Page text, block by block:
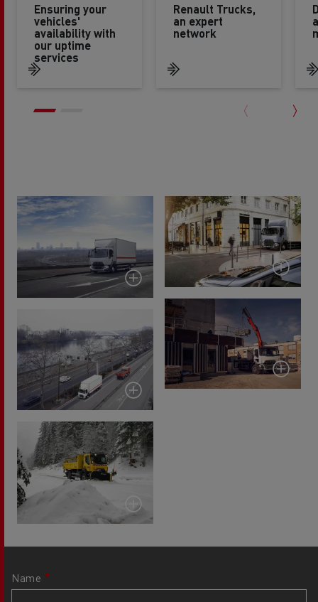
Ensuring your
vehicles'
availability with
our uptime
services
Renault Trucks,
an expert
network
Name